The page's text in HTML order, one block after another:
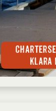
Klara